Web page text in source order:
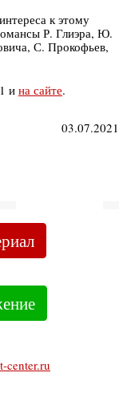
к этому
Р. Глиэра, Ю.
С. Прокофьев,
и на сайте.
03.07.2021